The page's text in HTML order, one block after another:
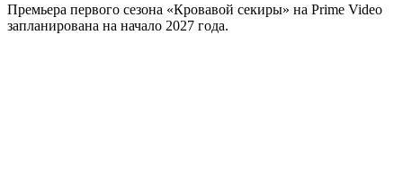
Премьера первого сезона «Кровавой секиры» на Prime Video
запланирована на начало 2027 года.